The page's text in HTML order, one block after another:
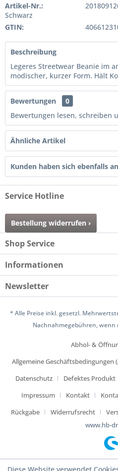
Artikel-Nr.:
Schwarz
GTIN:
Beschreibung
Legeres Streetwear Beanie im
modischer, kurzer Form. Hält
Bewertungen
0
Bewertungen lesen, schreiben
Ähnliche Artikel
Kunden haben sich ebenfalls
Service Hotline
Bestellung widerrufen ›
Shop Service
Informationen
Newsletter
* Alle Preise inkl. gesetzl.
Nachnahmegebühren, wenn
Abhol- &
Allgemeine Geschäftsbedingungen
Datenschutz
Defektes Produkt
Impressum
Kontakt
Rückgabe
Widerrufsrecht
www.hb-